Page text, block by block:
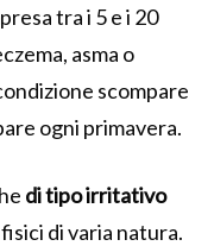
tra i 5 e i 20
asma o
scompare
ogni primavera.
di tipo irritativo
di varia natura.